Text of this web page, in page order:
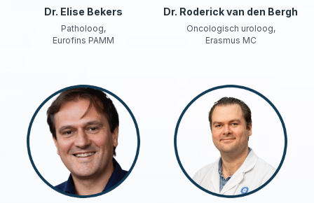
Dr. Elise Bekers
Patholoog,
Eurofins PAMM
Dr. Roderick van den Bergh
Oncologisch uroloog,
Erasmus MC